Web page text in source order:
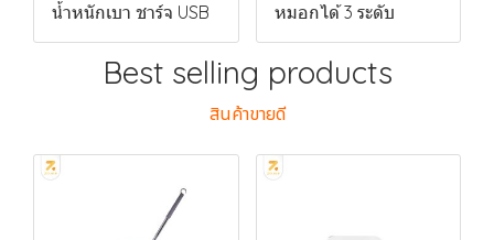
น้ำหนักเบา ชาร์จ USB
หมอกได้ 3 ระดับ
Best selling products
สินค้าขายดี